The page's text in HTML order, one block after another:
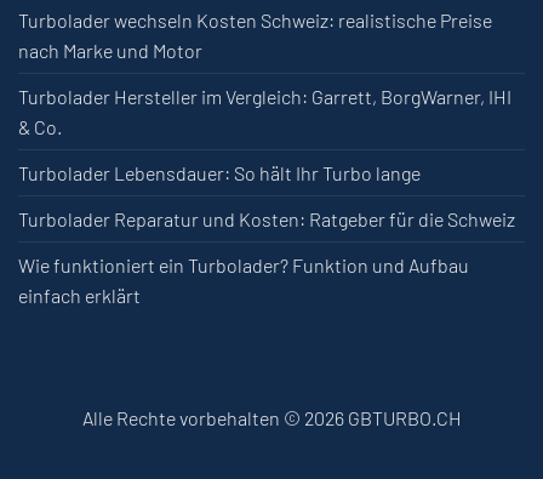
Turbolader wechseln Kosten Schweiz: realistische Preise
nach Marke und Motor
Turbolader Hersteller im Vergleich: Garrett, BorgWarner, IHI
& Co.
Turbolader Lebensdauer: So hält Ihr Turbo lange
Turbolader Reparatur und Kosten: Ratgeber für die Schweiz
Wie funktioniert ein Turbolader? Funktion und Aufbau
einfach erklärt
Alle Rechte vorbehalten © 2026 GBTURBO.CH